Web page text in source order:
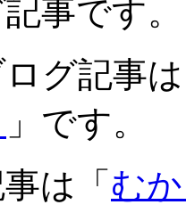
事です。
グ記事
」です。
は「 む